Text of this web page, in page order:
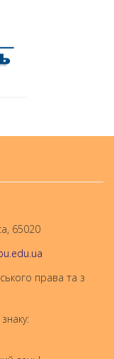
65020
права та з